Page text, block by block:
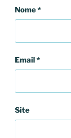
Nome*
Email*
Site